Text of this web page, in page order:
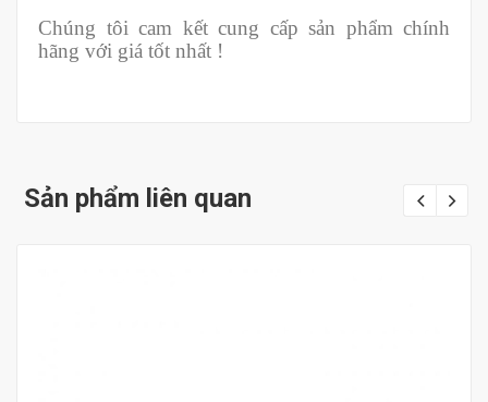
Chúng tôi cam kết cung cấp sản phẩm chính
hãng với giá tốt nhất !
Sản phẩm liên quan